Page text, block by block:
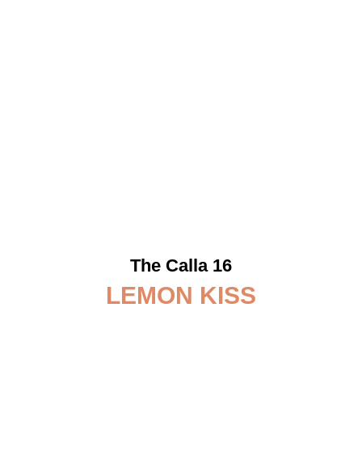
The Calla 16
LEMON KISS